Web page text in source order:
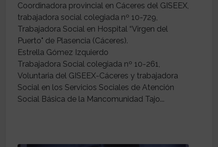
Coordinadora provincial en Cáceres del GISEEX,
trabajadora social colegiada nº 10-729,
Trabajadora Social en Hospital “Virgen del
Puerto" de Plasencia (Cáceres).
Estrella Gómez Izquierdo
Trabajadora Social colegiada nº 10-261,
Voluntaria del GISEEX-Cáceres y trabajadora
Social en los Servicios Sociales de Atención
Social Básica de la Mancomunidad Tajo...